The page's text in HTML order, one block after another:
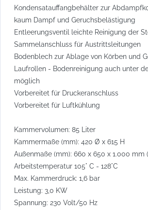
Kondensatauffangbehälter zur
kaum Dampf und Geruchsbelästigung
Entleerungsventil leichte Reinigung der
Sammelanschluss für Austrittsleitungen
Bodenblech zur Ablage von Körben und
Laufrollen - Bodenreinigung auch unter
möglich
Vorbereitet für Druckeranschluss
Vorbereitet für Luftkühlung
Kammervolumen: 85 Liter
Kammermaße (mm): 420 Ø x 615 H
Außenmaße (mm): 660 x 650 x 1.000 mm
Arbeitstemperatur 105° C - 128°C
Max. Kammerdruck: 1,6 bar
Leistung: 3,0 KW
Spannung: 230 Volt/50 Hz